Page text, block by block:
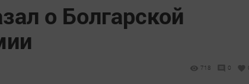
о Болгарской
718 0